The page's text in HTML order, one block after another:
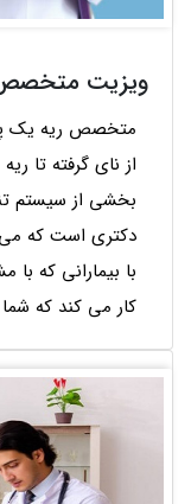
ویزیت متخصص
متخصص ریه یک
از نای گرفته تا
بخشی از سیستم
دکتری است که
با بیمارانی که
کار می کند که